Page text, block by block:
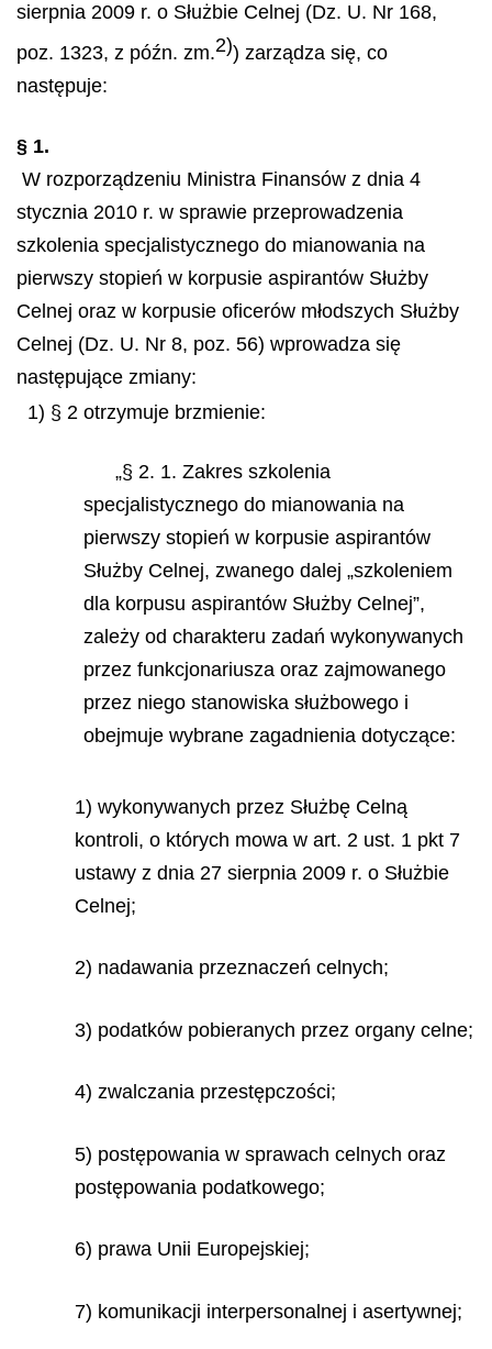
sierpnia 2009 r. o Służbie Celnej (Dz. U. Nr 168,
poz. 1323, z późn. zm.2)) zarządza się, co
następuje:
§ 1.
W rozporządzeniu Ministra Finansów z dnia 4
stycznia 2010 r. w sprawie przeprowadzenia
szkolenia specjalistycznego do mianowania na
pierwszy stopień w korpusie aspirantów Służby
Celnej oraz w korpusie oficerów młodszych Służby
Celnej (Dz. U. Nr 8, poz. 56) wprowadza się
następujące zmiany:
1) § 2 otrzymuje brzmienie:
„§ 2. 1. Zakres szkolenia
specjalistycznego do mianowania na
pierwszy stopień w korpusie aspirantów
Służby Celnej, zwanego dalej „szkoleniem
dla korpusu aspirantów Służby Celnej”,
zależy od charakteru zadań wykonywanych
przez funkcjonariusza oraz zajmowanego
przez niego stanowiska służbowego i
obejmuje wybrane zagadnienia dotyczące:
1) wykonywanych przez Służbę Celną
kontroli, o których mowa w art. 2 ust. 1 pkt 7
ustawy z dnia 27 sierpnia 2009 r. o Służbie
Celnej;
2) nadawania przeznaczeń celnych;
3) podatków pobieranych przez organy celne;
4) zwalczania przestępczości;
5) postępowania w sprawach celnych oraz
postępowania podatkowego;
6) prawa Unii Europejskiej;
7) komunikacji interpersonalnej i asertywnej;